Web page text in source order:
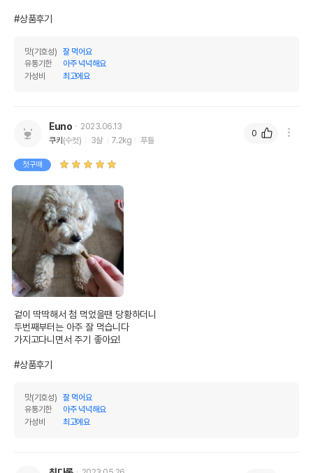
#상품후기
맛(기호성)
잘 먹어요
유통기한
아주 넉넉해요
가성비
최고에요
Euno
2023.06.13
쿠키(수컷) 3살 7.2kg 푸들
첫구매
겉이 딱딱해서 첨 먹었을땐 당황하더니
두번째부터는 아주 잘 먹습니다
가지고다니면서 주기 좋아요!
#상품후기
맛(기호성)
잘 먹어요
유통기한
아주 넉넉해요
가성비
최고에요
0